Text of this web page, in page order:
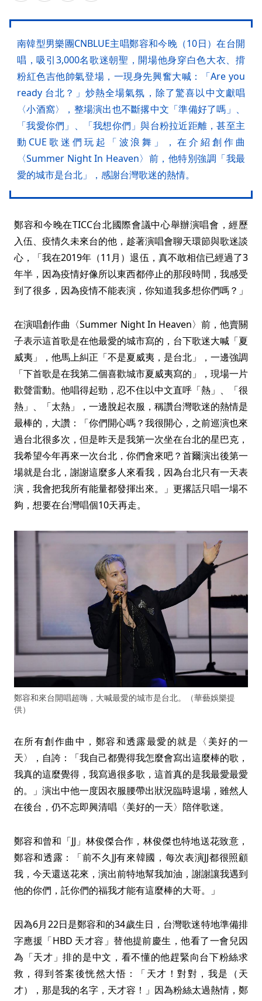
南韓型男樂團CNBLUE主唱鄭容和今晚（10日）在台開
唱，吸引3,000名歌迷朝聖，開場他身穿白色大衣、揹
粉紅色吉他帥氣登場，一現身先興奮大喊：「Are you
ready 台北？」炒熱全場氣氛，除了驚喜以中文獻唱
〈小酒窩〉，整場演出也不斷撂中文「準備好了嗎」、
「我愛你們」、「我想你們」與台粉拉近距離，甚至主
動CUE歌迷們玩起「波浪舞」，在介紹創作曲
〈Summer Night In Heaven〉前，他特別強調「我最
愛的城市是台北」，感謝台灣歌迷的熱情。
鄭容和今晚在TICC台北國際會議中心舉辦演唱會，經歷
入伍、疫情久未來台的他，趁著演唱會聊天環節與歌迷談
心，「我在2019年（11月）退伍，真不敢相信已經過了3
年半，因為疫情好像所以東西都停止的那段時間，我感受
到了很多，因為疫情不能表演，你知道我多想你們嗎？」
在演唱創作曲〈Summer Night In Heaven〉前，他賣關
子表示這首歌是在他最愛的城市寫的，台下歌迷大喊「夏
威夷」，他馬上糾正「不是夏威夷，是台北」，一邊強調
「下首歌是在我第二個喜歡城市夏威夷寫的」，現場一片
歡聲雷動。他唱得起勁，忍不住以中文直呼「熱」、「很
熱」、「太熱」，一邊脫起衣服，稱讚台灣歌迷的熱情是
最棒的，大讚：「你們開心嗎？我很開心，之前巡演也來
過台北很多次，但是昨天是我第一次坐在台北的星巴克，
我希望今年再來一次台北，你們會來吧？首爾演出後第一
場就是台北，謝謝這麼多人來看我，因為台北只有一天表
演，我會把我所有能量都發揮出來。」更撂話只唱一場不
夠，想要在台灣唱個10天再走。
鄭容和來台開唱超嗨，大喊最愛的城市是台北。（華藝娛樂提
供）
在所有創作曲中，鄭容和透露最愛的就是〈美好的一
天〉，自誇：「我自己都覺得我怎麼會寫出這麼棒的歌，
我真的這麼覺得，我寫過很多歌，這首真的是我最愛最愛
的。」演出中他一度因衣服腰帶出狀況臨時退場，雖然人
在後台，仍不忘即興清唱〈美好的一天〉陪伴歌迷。
鄭容和曾和「JJ」林俊傑合作，林俊傑也特地送花致意，
鄭容和透露：「前不久JJ有來韓國，每次表演JJ都很照顧
我，今天還送花來，演出前特地幫我加油，謝謝讓我遇到
他的你們，託你們的福我才能有這麼棒的大哥。」
因為6月22日是鄭容和的34歲生日，台灣歌迷特地準備排
字應援「HBD 天才容」替他提前慶生，他看了一會兒因
為「天才」排的是中文，看不懂的他趕緊向台下粉絲求
救，得到答案後恍然大悟：「天才！對對，我是（天
才），那是我的名字，天才容！」因為粉絲太過熱情，鄭